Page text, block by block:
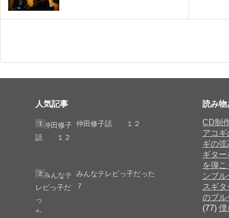
人気記事
仲田修子話 １２
みんなテレビっ子だった
７
読み物
CD制
アコ
ギの
ギタ
を弾
ンブ
スギ
のブル
(77) 僕